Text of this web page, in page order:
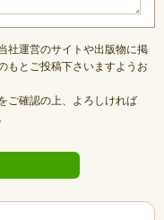
社運営のサイトや出版物に掲
もとご投稿下さいますようお
ご確認の上、よろしければ